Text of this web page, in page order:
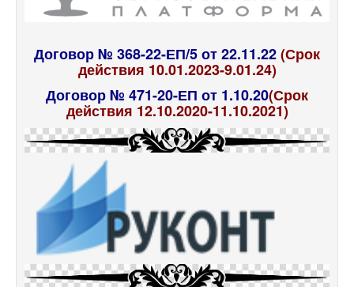
Договор № 368-22-ЕП/5 от 22.11.22(Срок
действия 10.01.2023-9.01.24)
Договор № 471-20-ЕП от 1.10.20(Срок
действия 12.10.2020-11.10.2021)